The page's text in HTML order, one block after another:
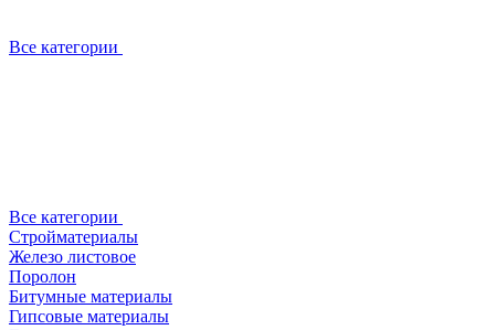
Все категории
Все категории
Стройматериалы
Железо листовое
Поролон
Битумные материалы
Гипсовые материалы